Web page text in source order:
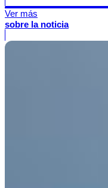
Ver más
sobre la noticia